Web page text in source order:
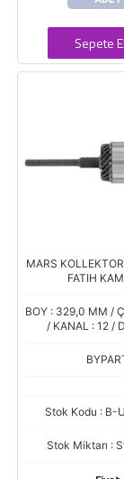
Sepete
MARS
FATIH
BOY : 329,0 MM /
/ KANAL : 12 /
Stok Kodu : B-
Stok Miktarı :